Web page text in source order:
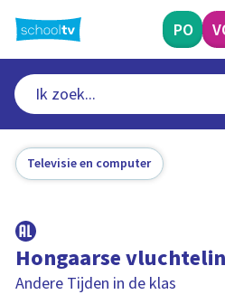
naar
hoofdinhoud
PO
Televisie en computer
Hongaarse
Andere Tijden in de klas